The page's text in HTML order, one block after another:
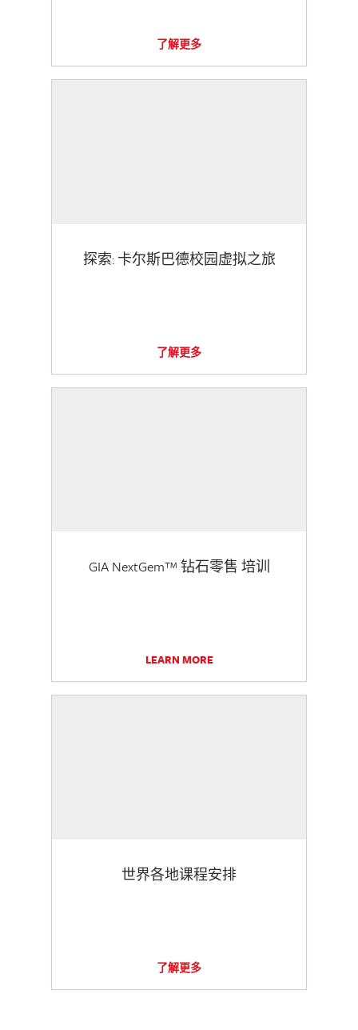
了解更多
探索: 卡尔斯巴德校园虚拟之旅
了解更多
GIA NextGem™ 钻石零售 培训
LEARN MORE
世界各地课程安排
了解更多